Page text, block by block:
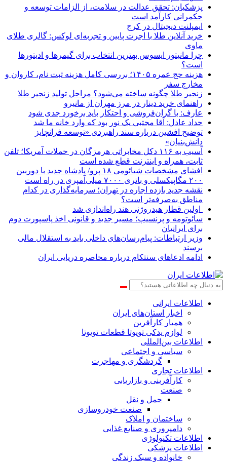
پزشکیان: تحقق عدالت در سلامت، از الزامات توسعه و
حکمرانی کارآمد است
ایمپلنت دیجیتال در کرج
خرید آنلاین طلا با اجرت پایین و تجربه‌ای لوکس: گالری طلای
ماوی
چرا مانیتور ایسوس بهترین انتخاب برای گیمرها و ادیتورها
است؟
هزینه حج عمره ۱۴۰۵؛ بررسی کامل هزینه ثبت نام، کاروان و
مخارج سفر
زنجیر طلا چگونه ساخته می‌شود؟ مراحل تولید زنجیر طلا
راهنمای خرید دینار در مرز مهران از مانیرو
عارف: با گران‌فروشی و احتکار باید برخورد جدی شود
حداد عادل: آقا مجتبی یک نور بود که وارد خانه ما شد
توضیح افشین درباره سند راهبردی «توسعه فرانچایز
دانش‌بنیان»
آسیب به ۱۱۶ دکل مخابراتی هرمزگان در حملات آمریکا؛ تلفن
ثابت، همراه و اینترنت ‌قطع شده است
افشای مشخصات شیائومی ۱۸ پرو/ پادشاه جدید با دوربین
۲۰۰ مگاپیکسلی و باتری ۷۰۰۰ میلی‌آمپری در راه است
نقشه جدید بازده اجاره در تهران؛ سرمایه‌گذاری در کدام
مناطق به‌صرفه‌تر است؟
اولین قطار هیدروژنی هند راه‌اندازی شد
سائوتومه و پرنسیپ؛ مسیر جدید و قانونی اخذ پاسپورت دوم
برای ایرانیان
وزیر ارتباطات: پیام‌رسان‌های داخلی باید به استقلال مالی
برسند
ادامه ادعاهای سنتکام درباره محاصره دریایی ایران
اطلاعات‌ ‎ایرانی
اخبار استان‌های ایران
همیار کارآفرین
لوازم یدکی تویوتا قطعات تویوتا
اطلاعات بین‌المللی
سیاسی و اجتماعی
گردشگری و مهاجرت
اطلاعات تجاری
کارآفرینی و بازاریابی
صنعت
حمل و نقل
صنعت خودروسازی
ساختمان و املاک
دامپروری و صنایع غذایی
اطلاعات تکنولوژی
اطلاعات پزشکی
خانواده و سبک زندگی